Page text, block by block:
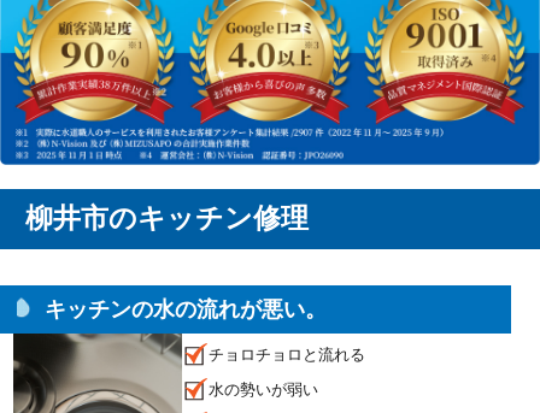
柳井市のキッチン修理
キッチンの水の流れが悪い。
チョロチョロと流れる
水の勢いが弱い